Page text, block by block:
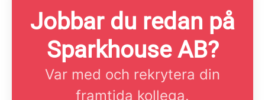
Jobbar du redan på
Sparkhouse AB?
Var med och rekrytera din
framtida kollega.